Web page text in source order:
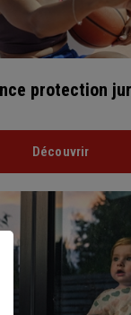
protection
Découvrir